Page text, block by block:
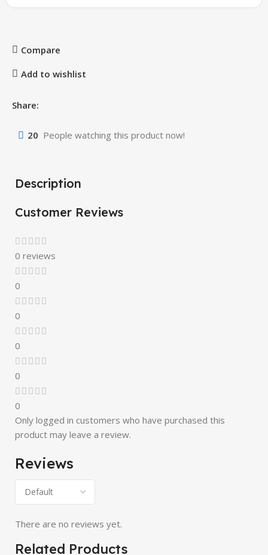
Compare
Add to wishlist
Share:
20 People watching this product now!
Description
Customer Reviews
0 reviews
0
0
0
0
0
Reviews
There are no reviews yet.
Only logged in customers who have purchased this
product may leave a review.
Related Products